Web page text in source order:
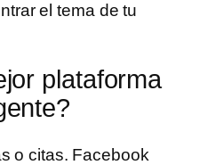
el tema de tu
plataforma
o citas. Facebook